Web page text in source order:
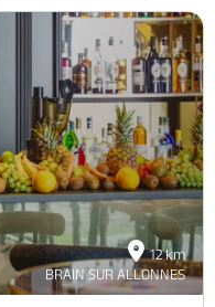
Comment venir ? Ecrivez-nous
12 km
BRAIN SUR ALLONNES